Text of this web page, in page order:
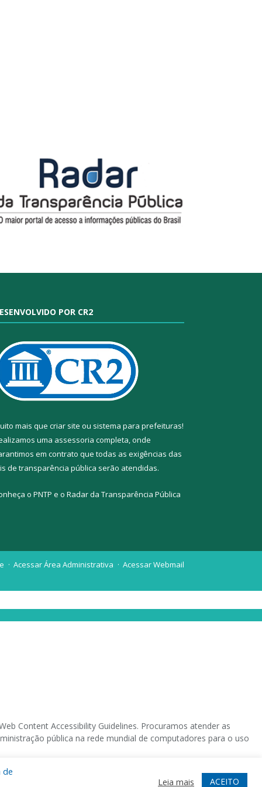
POR CR2
mais que criar site ou sistema para prefeituras!
uma assessoria completa, onde
em contrato que todas as exigências das
de transparência pública serão atendidas.
o PNTP e o Radar da Transparência Pública
Acessar Área Administrativa Acessar Webmail
de
Leia mais ACEITO
Content Accessibility Guidelines. Procuramos atender as
pública na rede mundial de computadores para o uso
operacional destinado deficientes visuais.